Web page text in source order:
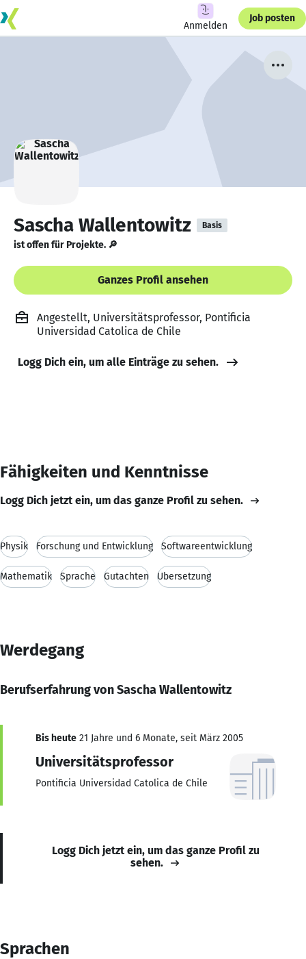
Anmelden
Job posten
Sascha Wallentowitz Basis
ist offen für Projekte. 🔎
Ganzes Profil ansehen
Angestellt, Universitätsprofessor, Pontificia
Universidad Catolica de Chile
Logg Dich ein, um alle Einträge zu sehen.
Fähigkeiten und Kenntnisse
Logg Dich jetzt ein, um das ganze Profil zu sehen.
Physik Forschung und Entwicklung Softwareentwicklung
Mathematik Sprache Gutachten Übersetzung
Werdegang
Berufserfahrung von Sascha Wallentowitz
Bis heute 21 Jahre und 6 Monate, seit März 2005
Universitätsprofessor
Pontificia Universidad Catolica de Chile
Logg Dich jetzt ein, um das ganze Profil zu
sehen.
Sprachen